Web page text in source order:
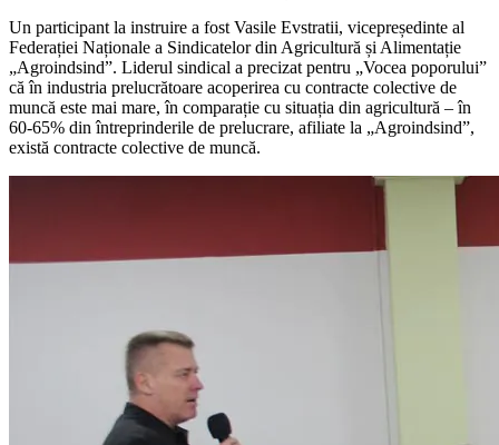
Un participant la instruire a fost Vasile Evstratii, vicepreședinte al
Federației Naționale a Sindicatelor din Agricultură și Alimentație
„Agroindsind”. Liderul sindical a precizat pentru „Vocea poporului”
că în industria prelucrătoare acoperirea cu con­tracte colective de
muncă este mai mare, în comparație cu situația din agricultură – în
60-65% din întreprinderile de prelucrare, afi­liate la „Agroindsind”,
există contracte colec­tive de muncă.